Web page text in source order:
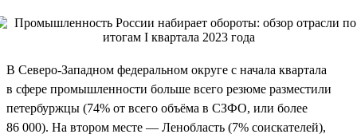
В Северо-Западном федеральном округе с начала квартала
в сфере промышленности больше всего резюме разместили
петербуржцы (74% от всего объёма в СЗФО, или более
86 000). На втором месте — Ленобласть (7% соискателей),